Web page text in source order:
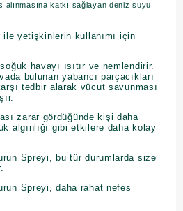
katkı sağlayan deniz suyu
yetişkinlerin kullanımı için
havayı ısıtır ve nemlendirir.
bulunan yabancı parçacıkları
tedbir alarak vücut savunması
zarar gördüğünde kişi daha
algınlığı gibi etkilere daha kolay
Spreyi, bu tür durumlarda size
Spreyi, daha rahat nefes